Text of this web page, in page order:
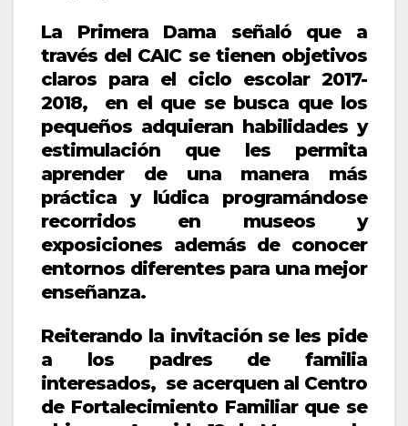
La Primera Dama señaló que a
través del CAIC se tienen objetivos
claros para el ciclo escolar 2017-
2018, en el que se busca que los
pequeños adquieran habilidades y
estimulación que les permita
aprender de una manera más
práctica y lúdica programándose
recorridos en museos y
exposiciones además de conocer
entornos diferentes para una mejor
enseñanza.
Reiterando la invitación se les pide
a los padres de familia
interesados, se acerquen al Centro
de Fortalecimiento Familiar que se